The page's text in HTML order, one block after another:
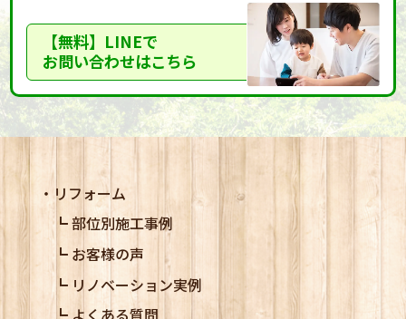
【無料】LINEで
お問い合わせはこちら
リフォーム
部位別施工事例
お客様の声
リノベーション実例
よくある質問